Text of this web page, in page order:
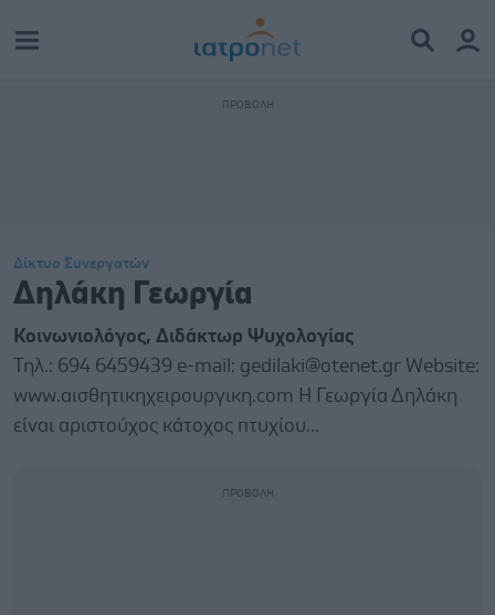
Δίκτυο Συνεργατών
Δηλάκη Γεωργία
Κοινωνιολόγος, Διδάκτωρ Ψυχολογίας
Τηλ.: 694 6459439 e-mail: gedilaki@otenet.gr Website:
www.αισθητικηχειρουργικη.com Η Γεωργία Δηλάκη
είναι αριστούχος κάτοχος πτυχίου...